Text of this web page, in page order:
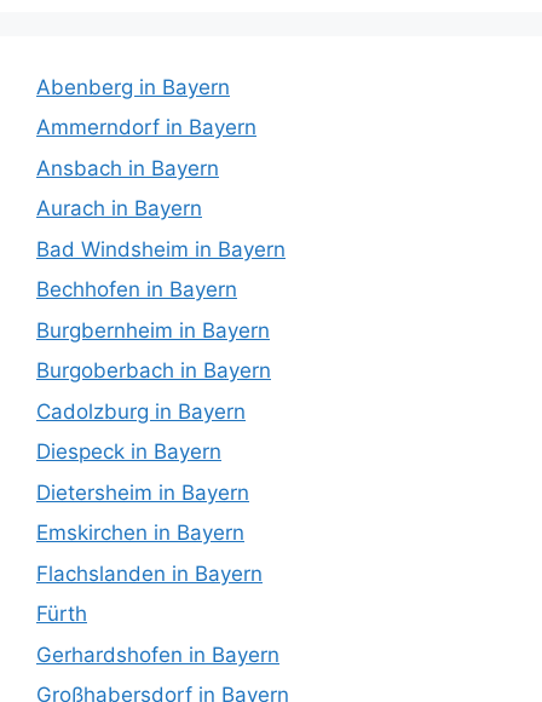
Abenberg in Bayern
Ammerndorf in Bayern
Ansbach in Bayern
Aurach in Bayern
Bad Windsheim in Bayern
Bechhofen in Bayern
Burgbernheim in Bayern
Burgoberbach in Bayern
Cadolzburg in Bayern
Diespeck in Bayern
Dietersheim in Bayern
Emskirchen in Bayern
Flachslanden in Bayern
Fürth
Gerhardshofen in Bayern
Großhabersdorf in Bayern